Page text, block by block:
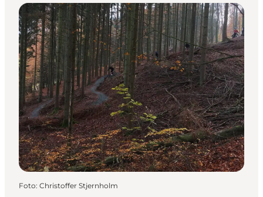
Foto: Christoffer Stjernholm